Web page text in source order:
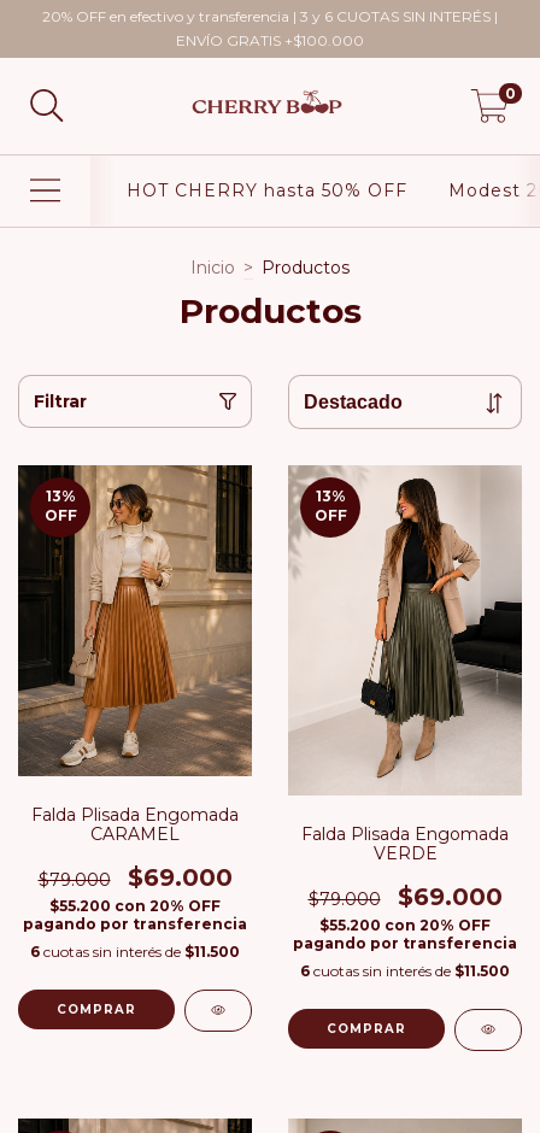
20% OFF en efectivo y transferencia | 3 y 6 CUOTAS SIN INTERÉS |
ENVÍO GRATIS +$100.000
0
HOT CHERRY hasta 50% OFF Modest
Inicio > Productos
Productos
Filtrar
13%
OFF
Falda Plisada Engomada
CARAMEL
$79.000 $69.000
$55.200 con 20% OFF
pagando por transferencia
6 cuotas sin interés de $11.500
COMPRAR
13%
OFF
Falda Plisada Engomada
VERDE
$79.000 $69.000
$55.200 con 20% OFF
pagando por transferencia
6 cuotas sin interés de $11.500
COMPRAR